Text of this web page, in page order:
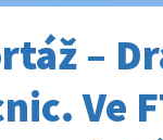
–
Ve